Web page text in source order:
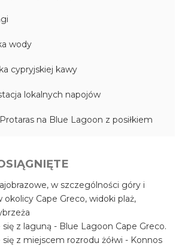
wody
cypryjskiej kawy
lokalnych napojów
na Blue Lagoon z posiłkiem
w szczególności góry i
okolicy Cape Greco, widoki plaż,
z laguną - Blue Lagoon Cape Greco.
z miejscem rozrodu żółwi - Konnos